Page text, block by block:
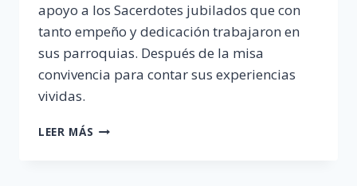
apoyo a los Sacerdotes jubilados que con
tanto empeño y dedicación trabajaron en
sus parroquias. Después de la misa
convivencia para contar sus experiencias
vividas.
LEER MÁS SÉPTIMO